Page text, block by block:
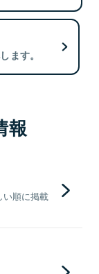
ます。
報
い順に掲載